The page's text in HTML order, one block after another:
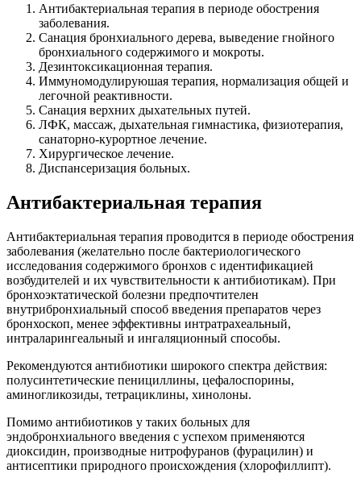
Антибактериальная терапия в периоде обострения
заболевания.
Санация бронхиального дерева, выведение гнойного
бронхиального содержимого и мокроты.
Дезинтоксикационная терапия.
Иммуномодулируюшая терапия, нормализация общей и
легочной реактивности.
Санация верхних дыхательных путей.
ЛФК, массаж, дыхательная гимнастика, физиотерапия,
санаторно-курортное лечение.
Хирургическое лечение.
Диспансеризация больных.
Антибактериальная терапия
Антибактериальная терапия проводится в периоде обострения
заболевания (желательно после бактериологического
исследования содержимого бронхов с идентификацией
возбудителей и их чувствительности к антибиотикам). При
бронхоэктатической болезни предпочтителен
внутрибронхиальный способ введения препаратов через
бронхоскоп, менее эффективны интратрахеальный,
интраларингеальный и ингаляционный способы.
Рекомендуются антибиотики широкого спектра действия:
полусинтетические пенициллины, цефалоспорины,
аминогликозиды, тетрациклины, хинолоны.
Помимо антибиотиков у таких больных для
эндобронхиального введения с успехом применяются
диоксидин, производные нитрофуранов (фурацилин) и
антисептики природного происхождения (хлорофиллипт).